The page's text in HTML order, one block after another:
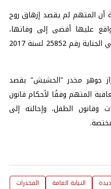
أن المتهم لم يقصد إزهاق روح
عليها أفضى إلى وفاتها،
مشيرة إلى أنه سبق الحكم عليه في الجناية رقم 25852 لسنة 2017
جوهر مخدر "الحشيش" بقصد
المتهم وفقًا لأحكام قانون
وقانون الطفل، وإحالته إلى
النيابة العامة
المخدرات